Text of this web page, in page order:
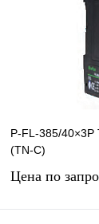
P-FL-385/
(TN-C)
Цена по